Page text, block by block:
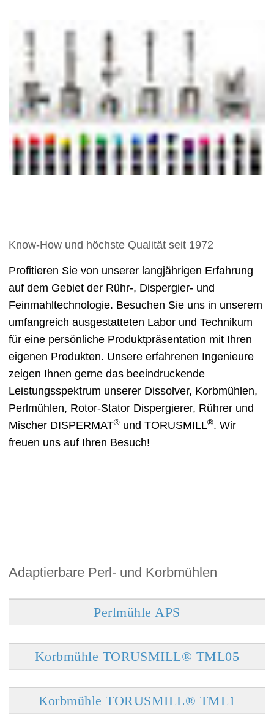
Know-How und höchste Qualität seit 1972
Profitieren Sie von unserer langjährigen Erfahrung
auf dem Gebiet der Rühr-, Dispergier- und
Feinmahltechnologie. Besuchen Sie uns in unserem
umfangreich ausgestatteten Labor und Technikum
für eine persönliche Produktpräsentation mit Ihren
eigenen Produkten. Unsere erfahrenen Ingenieure
zeigen Ihnen gerne das beeindruckende
Leistungsspektrum unserer Dissolver, Korbmühlen,
Perlmühlen, Rotor-Stator Dispergierer, Rührer und
Mischer DISPERMAT® und TORUSMILL®. Wir
freuen uns auf Ihren Besuch!
Adaptierbare Perl- und Korbmühlen
Perlmühle APS
Korbmühle TORUSMILL® TML05
Korbmühle TORUSMILL® TML1